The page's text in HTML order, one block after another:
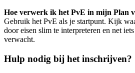
Hoe verwerk ik het PvE in mijn Plan
Gebruik het PvE als je startpunt. Kijk
door eisen slim te interpreteren en net
verwacht.
Hulp nodig bij het inschrijven?